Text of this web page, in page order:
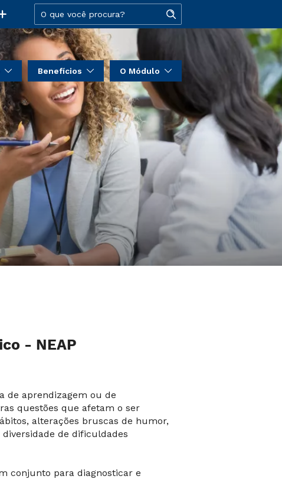
Benefícios O Módulo
- NEAP
de aprendizagem ou de
questões que afetam o ser
alterações bruscas de humor,
de dificuldades
conjunto para diagnosticar e